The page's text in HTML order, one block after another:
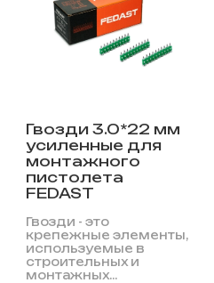
Гвозди 3.0*22 мм
усиленные для
монтажного
пистолета
FEDAST
Гвозди - это
крепежные элементы,
используемые в
строительных и
монтажных...